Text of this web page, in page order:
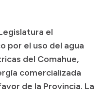
el
por el uso del agua
del Comahue,
comercializada
de la Provincia. La